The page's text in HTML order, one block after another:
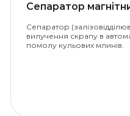
Сепаратор
Сепаратор
вилучення скрапу в
помолу кульових млинів.